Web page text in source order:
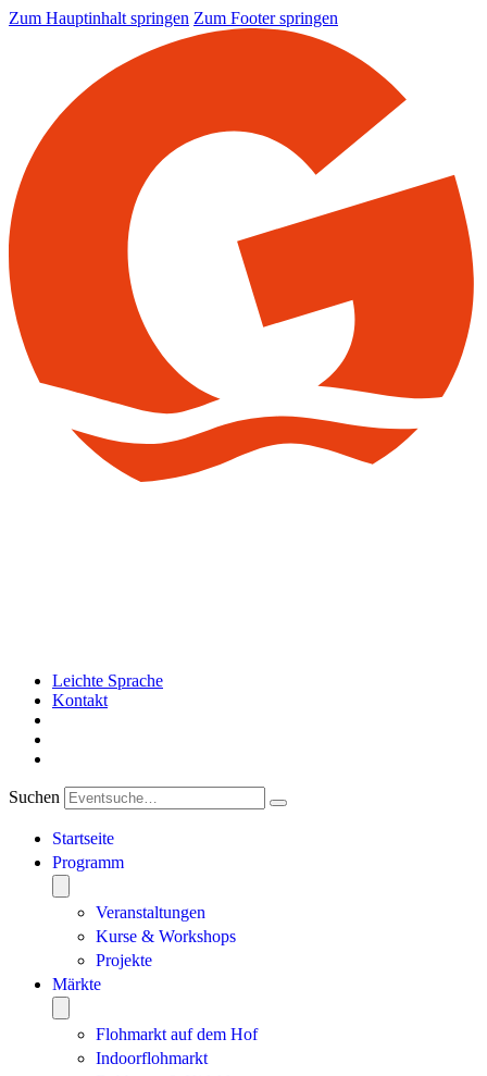
Zum Hauptinhalt springen Zum Footer springen
Leichte Sprache
Kontakt
Suchen
Startseite
Programm
Veranstaltungen
Kurse & Workshops
Projekte
Märkte
Flohmarkt auf dem Hof
Indoorflohmarkt